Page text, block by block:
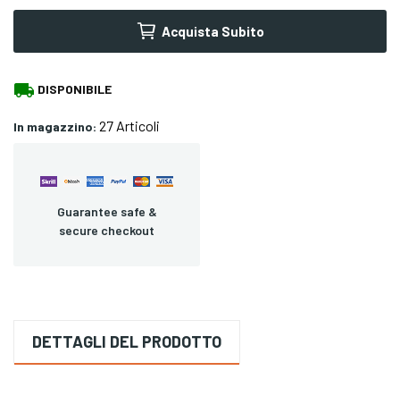
Acquista Subito
local_shipping DISPONIBILE
In magazzino: 27 Articoli
Guarantee safe &
secure checkout
DETTAGLI DEL PRODOTTO